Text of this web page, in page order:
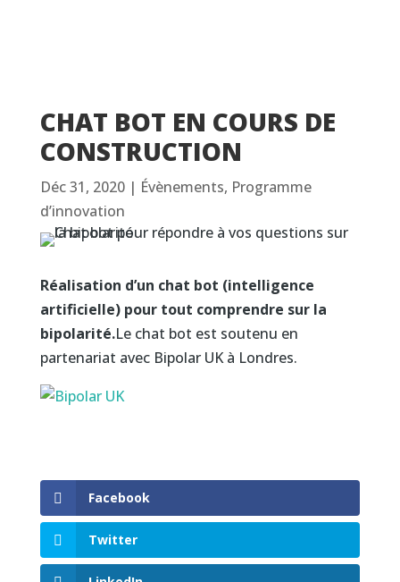
CHAT BOT EN COURS DE
CONSTRUCTION
Déc 31, 2020| Évènements, Programme
d’innovation
Réalisation d’un chat bot (intelligence
artificielle) pour tout comprendre sur la
bipolarité.Le chat bot est soutenu en
partenariat avec Bipolar UK à Londres.
Facebook
Twitter